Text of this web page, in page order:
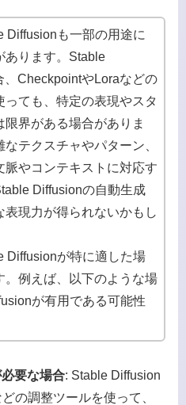
Diffusionも一部の用途に
あります。Stable
、CheckpointやLoraなどの
っても、特定の表現やスタ
限界がある場合がありま
テクスチャやパターン、
脈やコンテキストに対応す
Diffusionの自動生成
表現力が得られないかもし
Diffusionが特に適した場
。例えば、以下のような場
が有用である可能性
要な場合: Stable Diffusion
の調整ツールを使って、